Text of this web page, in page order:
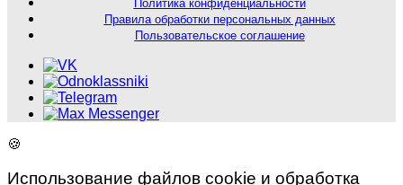
Политика конфиденциальности
Правила обработки персональных данных
Пользовательское соглашение
🍪
Использование файлов cookie и обработка